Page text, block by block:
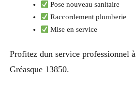
Pose nouveau sanitaire
Raccordement plomberie
Mise en service
Profitez dun service professionnel
Gréasque 13850.